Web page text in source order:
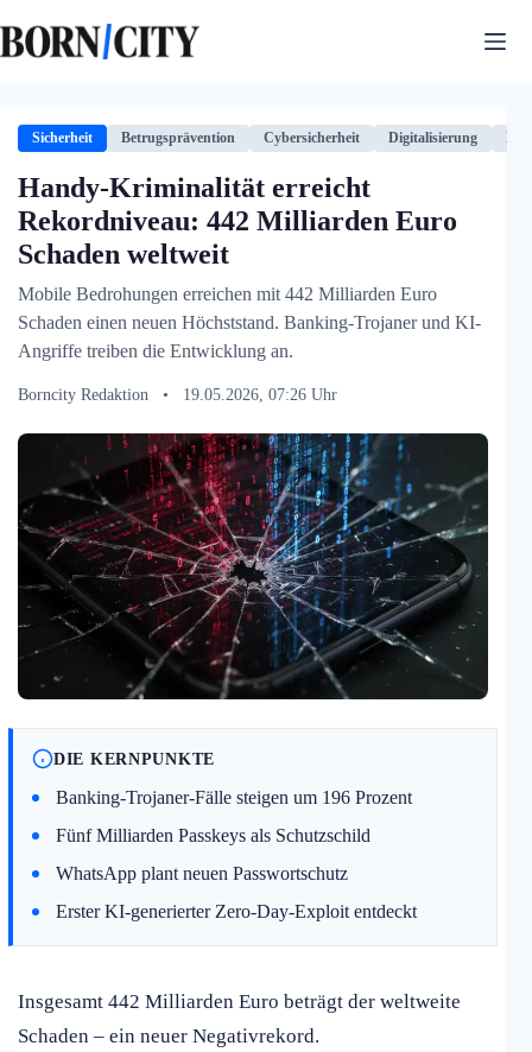
Inhalt
springen
Sicherheit Betrugsprävention Cybersicherheit Digitalisierung
Handy-Kriminalität erreicht
Rekordniveau: 442 Milliarden Euro
Schaden weltweit
Mobile Bedrohungen erreichen mit 442 Milliarden Euro
Schaden einen neuen Höchststand. Banking-Trojaner und KI-
Angriffe treiben die Entwicklung an.
Borncity Redaktion • 19.05.2026, 07:26 Uhr
DIE KERNPUNKTE
Banking-Trojaner-Fälle steigen um 196 Prozent
Fünf Milliarden Passkeys als Schutzschild
WhatsApp plant neuen Passwortschutz
Erster KI-generierter Zero-Day-Exploit entdeckt
Insgesamt 442 Milliarden Euro beträgt der weltweite
Schaden – ein neuer Negativrekord.